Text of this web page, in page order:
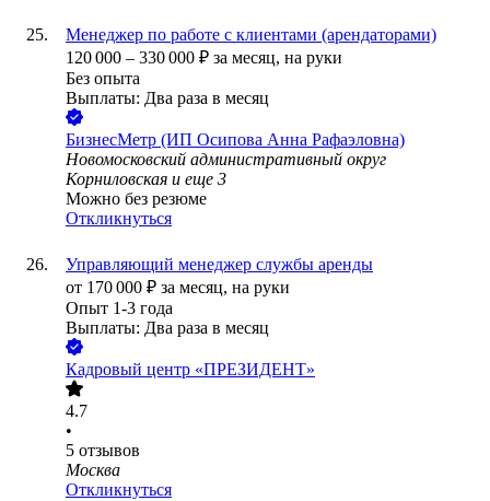
Менеджер по работе с клиентами (арендаторами)
120 000 – 330 000 ₽ за месяц, на руки
Без опыта
Выплаты: Два раза в месяц
БизнесМетр (ИП Осипова Анна Рафаэловна)
Новомосковский административный округ
Корниловская и еще 3
Можно без резюме
Откликнуться
Управляющий менеджер службы аренды
от 170 000 ₽ за месяц, на руки
Опыт 1-3 года
Выплаты: Два раза в месяц
Кадровый центр «ПРЕЗИДЕНТ»
4.7
•
5 отзывов
Москва
Откликнуться